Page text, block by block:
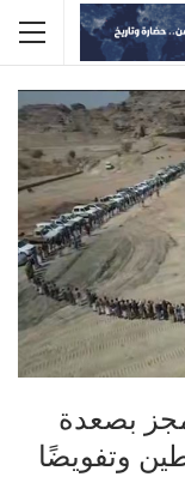
بصعدة
وتفويضًا